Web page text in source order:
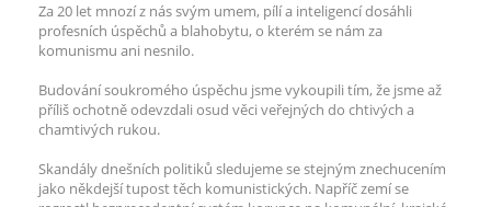
Za 20 let mnozí z nás svým umem, pílí a inteligencí dosáhli
profesních úspěchů a blahobytu, o kterém se nám za
komunismu ani nesnilo.
Budování soukromého úspěchu jsme vykoupili tím, že jsme až
příliš ochotně odevzdali osud věci veřejných do chtivých a
chamtivých rukou.
Skandály dnešních politiků sledujeme se stejným znechucením
jako někdejší tupost těch komunistických. Napříč zemí se